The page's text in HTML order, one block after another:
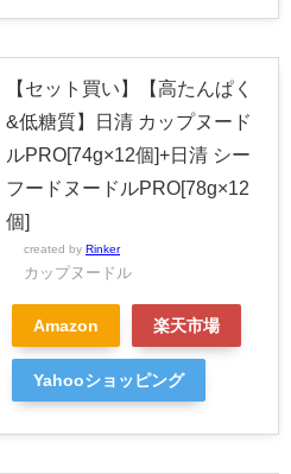
【セット買い】【高たんぱく
&低糖質】日清 カップヌード
ルPRO[74g×12個]+日清 シー
フードヌードルPRO[78g×12
個]
created by Rinker
カップヌードル
Amazon 楽天市場
Yahooショッピング